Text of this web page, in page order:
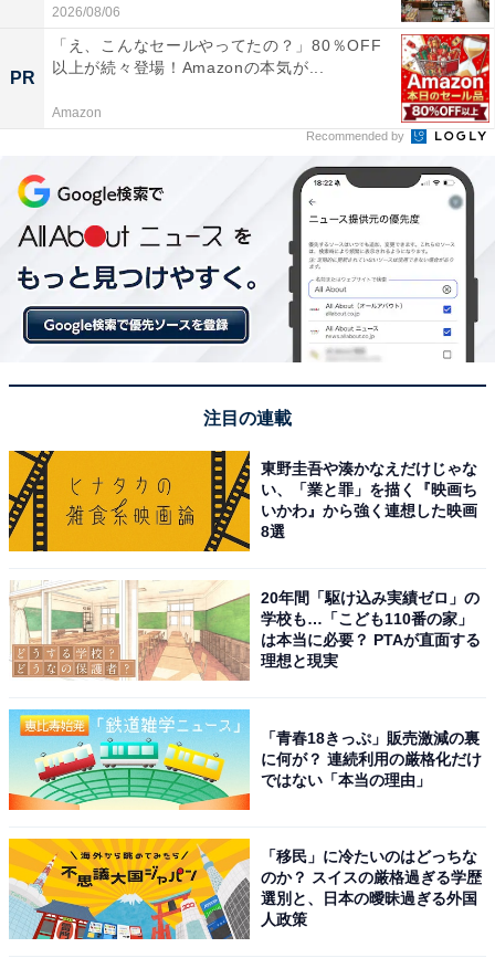
2026/08/06
PR
「え、こんなセールやってたの？」80％OFF
以上が続々登場！Amazonの本気が...
Amazon
Recommended by
注目の連載
東野圭吾や湊かなえだけじゃな
い、「業と罪」を描く『映画ち
いかわ』から強く連想した映画
8選
20年間「駆け込み実績ゼロ」の
学校も…「こども110番の家」
は本当に必要？ PTAが直面する
理想と現実
「青春18きっぷ」販売激減の裏
に何が？ 連続利用の厳格化だけ
ではない「本当の理由」
「移民」に冷たいのはどっちな
のか？ スイスの厳格過ぎる学歴
選別と、日本の曖昧過ぎる外国
人政策